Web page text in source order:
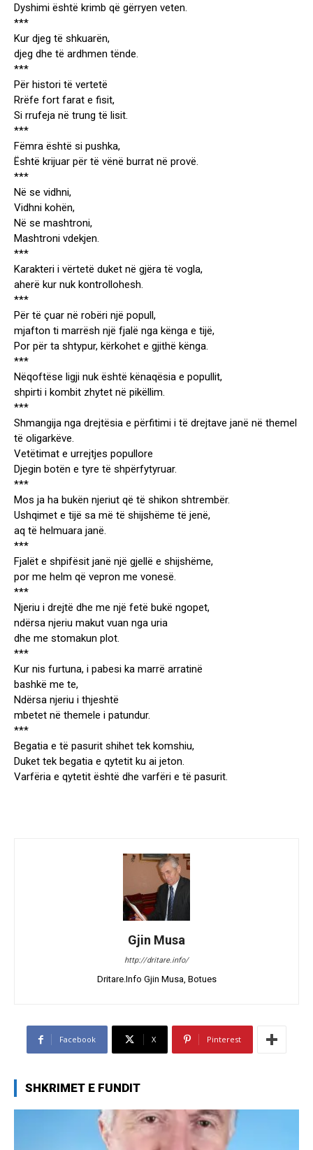
Dyshimi është krimb që gërryen veten.
***
Kur djeg të shkuarën,
djeg dhe të ardhmen tënde.
***
Për histori të vertetë
Rrëfe fort farat e fisit,
Si rrufeja në trung të lisit.
***
Fëmra është si pushka,
Është krijuar për të vënë burrat në provë.
***
Në se vidhni,
Vidhni kohën,
Në se mashtroni,
Mashtroni vdekjen.
***
Karakteri i vërtetë duket në gjëra të vogla,
aherë kur nuk kontrollohesh.
***
Për të çuar në robëri një popull,
mjafton ti marrësh një fjalë nga kënga e tijë,
Por për ta shtypur, kërkohet e gjithë kënga.
***
Nëqoftëse ligji nuk është kënaqësia e popullit,
shpirti i kombit zhytet në pikëllim.
***
Shmangija nga drejtësia e përfitimi i të drejtave janë në themel
të oligarkëve.
Vetëtimat e urrejtjes popullore
Djegin botën e tyre të shpërfytyruar.
***
Mos ja ha bukën njeriut që të shikon shtrembër.
Ushqimet e tijë sa më të shijshëme të jenë,
aq të helmuara janë.
***
Fjalët e shpifësit janë një gjellë e shijshëme,
por me helm që vepron me vonesë.
***
Njeriu i drejtë dhe me një fetë bukë ngopet,
ndërsa njeriu makut vuan nga uria
dhe me stomakun plot.
***
Kur nis furtuna, i pabesi ka marrë arratinë
bashkë me te,
Ndërsa njeriu i thjeshtë
mbetet në themele i patundur.
***
Begatia e të pasurit shihet tek komshiu,
Duket tek begatia e qytetit ku ai jeton.
Varfëria e qytetit është dhe varfëri e të pasurit.
Gjin Musa
http://dritare.info/
Dritare.Info Gjin Musa, Botues
Facebook X Pinterest
SHKRIMET E FUNDIT